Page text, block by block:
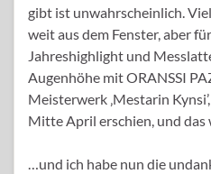
gibt ist unwahrscheinlich.
weit aus dem Fenster, aber
Jahreshighlight und
Augenhöhe mit ORANSSI
Meisterwerk ‚Mestarin
Mitte April erschien, und das
…und ich habe nun die